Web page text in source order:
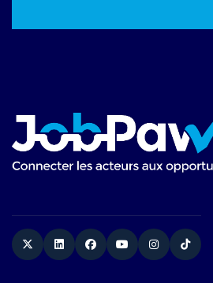
TwitterLinkedinFacebookYouTubeInstagram
TikTok